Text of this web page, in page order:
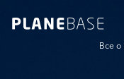
Все о